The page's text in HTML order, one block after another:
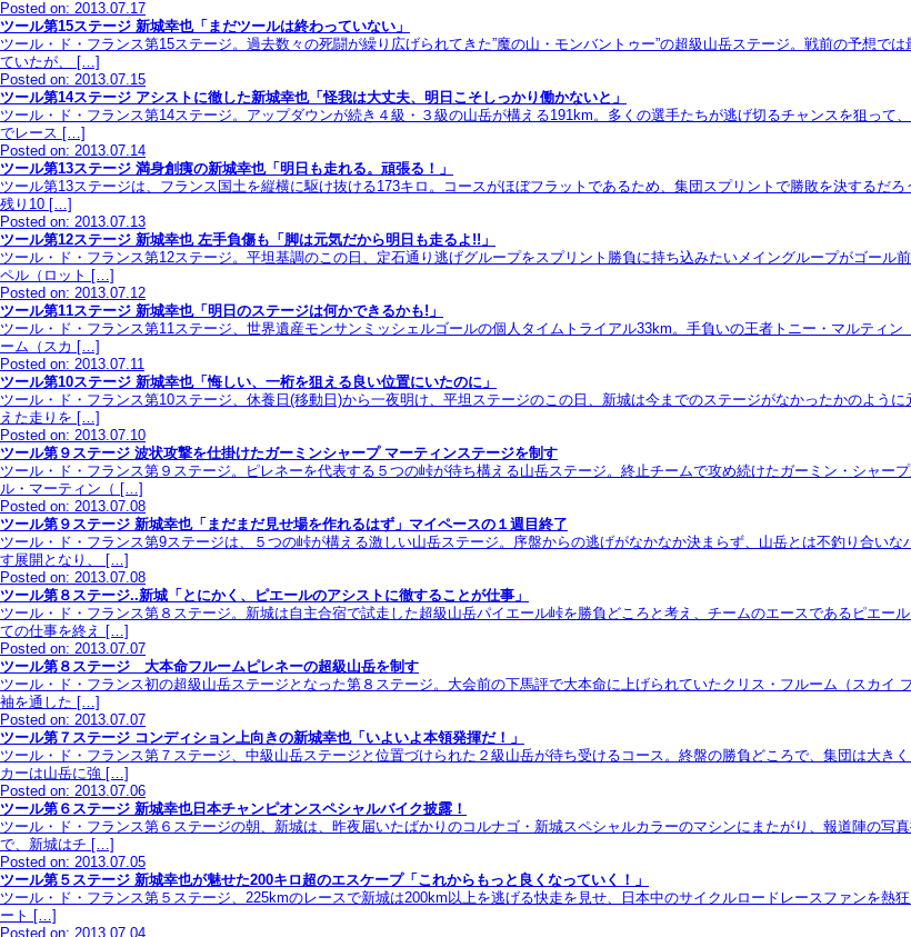
Posted on: 2013.07.17
ツール第15ステージ 新城幸也「まだツールは終わっていない」
ツール・ド・フランス第15ステージ。過去数々の死闘が繰り広げられてきた”魔の山・モンバントゥー”の超級山岳ステージ。戦前の予想
ていたが、 […]
Posted on: 2013.07.15
ツール第14ステージ アシストに徹した新城幸也「怪我は大丈夫、明日こそしっかり働かないと」
ツール・ド・フランス第14ステージ。アップダウンが続き４級・３級の山岳が構える191km。多くの選手たちが逃げ切るチャンスを狙っ
でレース […]
Posted on: 2013.07.14
ツール第13ステージ 満身創痍の新城幸也「明日も走れる。頑張る！」
ツール第13ステージは、フランス国土を縦横に駆け抜ける173キロ。コースがほぼフラットであるため、集団スプリントで勝敗を決するだ
残り10 […]
Posted on: 2013.07.13
ツール第12ステージ 新城幸也 左手負傷も「脚は元気だから明日も走るよ!!」
ツール・ド・フランス第12ステージ。平坦基調のこの日、定石通り逃げグループをスプリント勝負に持ち込みたいメイングループがゴー
ペル（ロット […]
Posted on: 2013.07.12
ツール第11ステージ 新城幸也「明日のステージは何かできるかも!」
ツール・ド・フランス第11ステージ、世界遺産モンサンミッシェルゴールの個人タイムトライアル33km。手負いの王者トニー・マルティ
ーム（スカ […]
Posted on: 2013.07.11
ツール第10ステージ 新城幸也「悔しい、一桁を狙える良い位置にいたのに」
ツール・ド・フランス第10ステージ、休養日(移動日)から一夜明け、平坦ステージのこの日、新城は今までのステージがなかったかのよう
えた走りを […]
Posted on: 2013.07.10
ツール第９ステージ 波状攻撃を仕掛けたガーミンシャープ マーティンステージを制す
ツール・ド・フランス第９ステージ。ピレネーを代表する５つの峠が待ち構える山岳ステージ。終止チームで攻め続けたガーミン・シャ
ル・マーティン（ […]
Posted on: 2013.07.08
ツール第９ステージ 新城幸也「まだまだ見せ場を作れるはず」マイペースの１週目終了
ツール・ド・フランス第9ステージは、５つの峠が構える激しい山岳ステージ。序盤からの逃げがなかなか決まらず、山岳とは不釣り合い
す展開となり、 […]
Posted on: 2013.07.08
ツール第８ステージ..新城「とにかく、ピエールのアシストに徹することが仕事」
ツール・ド・フランス第８ステージ。新城は自主合宿で試走した超級山岳パイエール峠を勝負どころと考え、チームのエースであるピエ
ての仕事を終え […]
Posted on: 2013.07.07
ツール第８ステージ 大本命フルームピレネーの超級山岳を制す
ツール・ド・フランス初の超級山岳ステージとなった第８ステージ。大会前の下馬評で大本命に上げられていたクリス・フルーム（スカ
袖を通した […]
Posted on: 2013.07.07
ツール第７ステージ コンディション上向きの新城幸也「いよいよ本領発揮だ！」
ツール・ド・フランス第７ステージ、中級山岳ステージと位置づけられた２級山岳が待ち受けるコース。終盤の勝負どころで、集団は大
カーは山岳に強 […]
Posted on: 2013.07.06
ツール第６ステージ 新城幸也日本チャンピオンスペシャルバイク披露！
ツール・ド・フランス第６ステージの朝、新城は、昨夜届いたばかりのコルナゴ・新城スペシャルカラーのマシンにまたがり、報道陣の
で、新城はチ […]
Posted on: 2013.07.05
ツール第５ステージ 新城幸也が魅せた200キロ超のエスケープ「これからもっと良くなっていく！」
ツール・ド・フランス第５ステージ、225kmのレースで新城は200km以上を逃げる快走を見せ、日本中のサイクルロードレースファンを
ート […]
Posted on: 2013.07.04